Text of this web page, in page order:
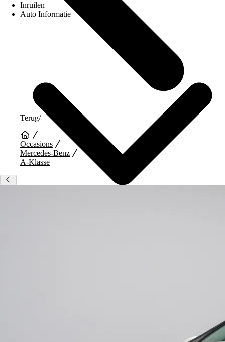
Inruilen
Auto Informatie
Terug/
Occasions
Mercedes-Benz
A-Klasse